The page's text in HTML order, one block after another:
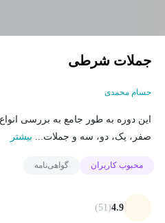
جملات شرطی
حسام محمدی
این دوره به طور جامع به بررسی
صفر، یک، دو، سه و جملات... بیشتر
محبوب کاربران گواهی‌نامه
4.9
(51)